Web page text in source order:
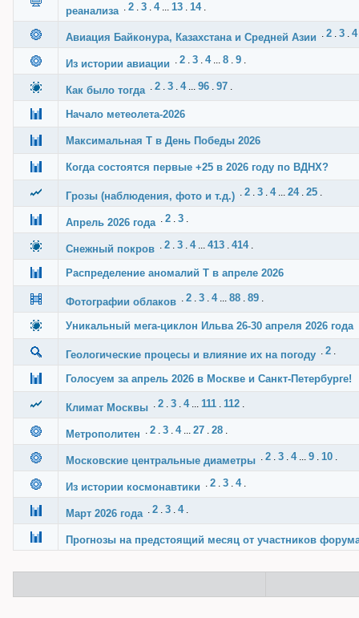
реанализа . 2 . 3 . 4... 13 . 14.
Авиация Байконура, Казахстана и Средней Азии . 2 . 3 . 4
Из истории авиации . 2 . 3 . 4... 8 . 9 .
Как было тогда . 2 . 3 . 4... 96 . 97 .
Начало метеолета-2026
Максимальная Т в День Победы 2026
Когда состоятся первые +25 в 2026 году по ВДНХ?
Грозы (наблюдения, фото и т.д.) . 2 . 3 . 4... 24. 25 .
Апрель 2026 года . 2 . 3 .
Снежный покров . 2 . 3 . 4... 413 . 414.
Распределение аномалий Т в апреле 2026
Фотографии облаков . 2 . 3 . 4... 88 . 89 .
Уникальный мега-циклон Ильва 26-30 апреля 2026 года
Геологические процесы и влияние их на погоду . 2 .
Голосуем за апрель 2026 в Москве и Санкт-Петербурге!
Климат Москвы . 2 . 3 . 4... 111 . 112 .
Метрополитен . 2 . 3 . 4... 27 . 28 .
Московские центральные диаметры . 2 . 3 . 4... 9 . 10 .
Из истории космонавтики . 2 . 3 . 4.
Март 2026 года . 2 . 3 . 4.
Прогнозы на предстоящий месяц от участников